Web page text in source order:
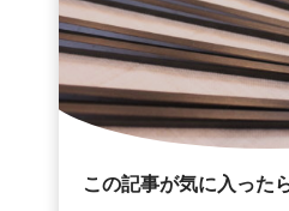
この記事が気に入った